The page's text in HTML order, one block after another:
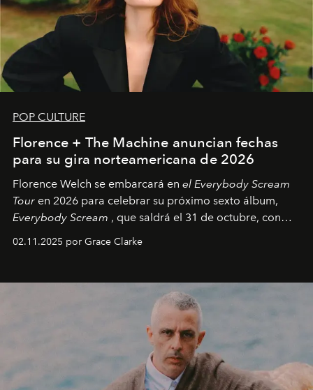
POP CULTURE
Florence + The Machine anuncian fechas
para su gira norteamericana de 2026
Florence Welch se embarcará en el Everybody Scream
Tour en 2026 para celebrar su próximo sexto álbum,
Everybody Scream , que saldrá el 31 de octubre, con
fechas en Norteamérica a partir de abril del próximo
02.11.2025 por Grace Clarke